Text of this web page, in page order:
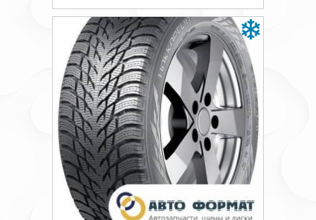
Камерность TL
Слойность PR16
Индекс нагрузки 143/141
Индекс скорости J